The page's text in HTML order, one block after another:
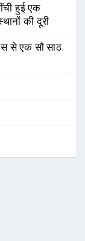
हुई एक
की दूरी
से एक सौ साठ